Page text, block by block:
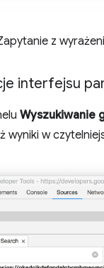
z
interfejsu
Wyszukiwanie
wyniki w